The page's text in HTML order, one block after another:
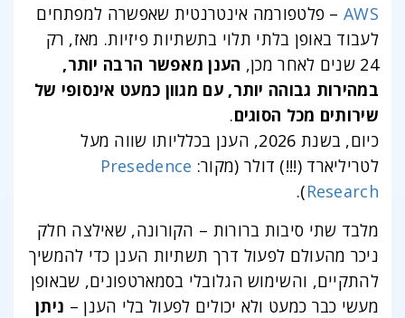
AWS– פלטפורמה אינטרנטית שאפשרה למפתחים
לעבוד באופן בלתי תלוי בתשתיות פיזיות. מאז, רק
24 שנים לאחר מכן,
הענן מאפשר הרבה יותר,
במהירות גבוהה יותר, עם מגוון כמעט אינסופי של
שירותים מכל הסוגים.
כיום, בשנת 2026, הענן בכלליותו שווה מעל
לטריליארד (!!!) דולר (מקור: Presedence
Research
).
מלבד שתי סיבות ברורות – הקורונה, שאילצה חלק
ניכר מהעולם לפעול דרך תשתיות הענן כדי להמשיך
להתקיים, והשימוש הגלובלי בסמארטפונים, שבאופן
מעשי כבר כמעט ולא יכולים לפעול בלי הענן – ניתן